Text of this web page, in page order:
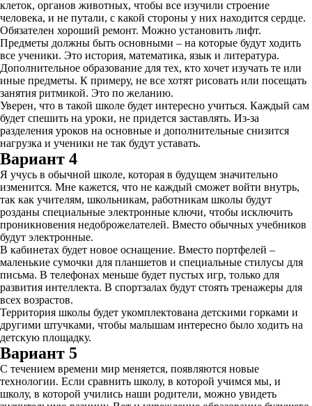
клеток, органов животных, чтобы все изучили строение
человека, и не путали, с какой стороны у них находится сердце.
Обязателен хороший ремонт. Можно установить лифт.
Предметы должны быть основными – на которые будут ходить
все ученики. Это история, математика, язык и литература.
Дополнительное образование для тех, кто хочет изучать те или
иные предметы. К примеру, не все хотят рисовать или посещать
занятия ритмикой. Это по желанию.
Уверен, что в такой школе будет интересно учиться. Каждый сам
будет спешить на уроки, не придется заставлять. Из-за
разделения уроков на основные и дополнительные снизится
нагрузка и ученики не так будут уставать.
Вариант 4
Я учусь в обычной школе, которая в будущем значительно
изменится. Мне кажется, что не каждый сможет войти внутрь,
так как учителям, школьникам, работникам школы будут
розданы специальные электронные ключи, чтобы исключить
проникновения недоброжелателей. Вместо обычных учебников
будут электронные.
В кабинетах будет новое оснащение. Вместо портфелей –
маленькие сумочки для планшетов и специальные стилусы для
письма. В телефонах меньше будет пустых игр, только для
развития интеллекта. В спортзалах будут стоять тренажеры для
всех возрастов.
Территория школы будет укомплектована детскими горками и
другими штучками, чтобы малышам интересно было ходить на
детскую площадку.
Вариант 5
С течением времени мир меняется, появляются новые
технологии. Если сравнить школу, в которой учимся мы, и
школу, в которой учились наши родители, можно увидеть